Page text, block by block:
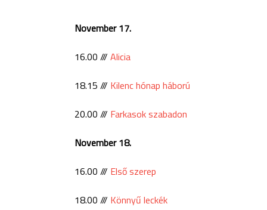
November 17.
16.00 /// Alicia
18.15 /// Kilenc hónap háború
20.00 /// Farkasok szabadon
November 18.
16.00 /// Első szerep
18.00 /// Könnyű leckék